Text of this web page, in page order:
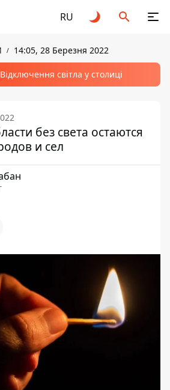
RU
14:05, 28 Березня 2022
Відключення світла у столиці
без света остаются
и сел